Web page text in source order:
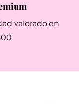
valorado en